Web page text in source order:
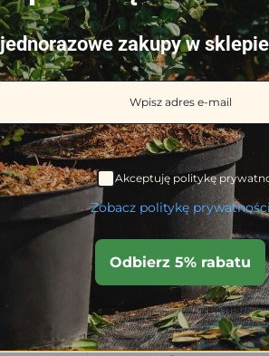
WYMIARY
zakupy w
Akceptuję politykę
Zobacz politykę
Odbierz 5% rabatu